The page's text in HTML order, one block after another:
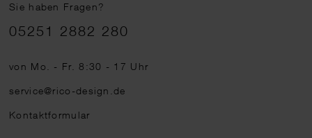
Sie haben Fragen?
Telefonnummer
05251 2882 280
von Mo. - Fr. 8:30 - 17 Uhr
service@rico-design.de
Kontaktformular